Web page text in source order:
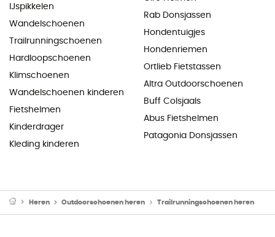
IJspikkelen
Wandelschoenen
Trailrunningschoenen
Hardloopschoenen
Klimschoenen
Wandelschoenen kinderen
Fietshelmen
Kinderdrager
Kleding kinderen
Rab Donsjassen
Hondentuigjes
Hondenriemen
Ortlieb Fietstassen
Altra Outdoorschoenen
Buff Colsjaals
Abus Fietshelmen
Patagonia Donsjassen
Heren Outdoorschoenen heren Trailrunningschoenen heren